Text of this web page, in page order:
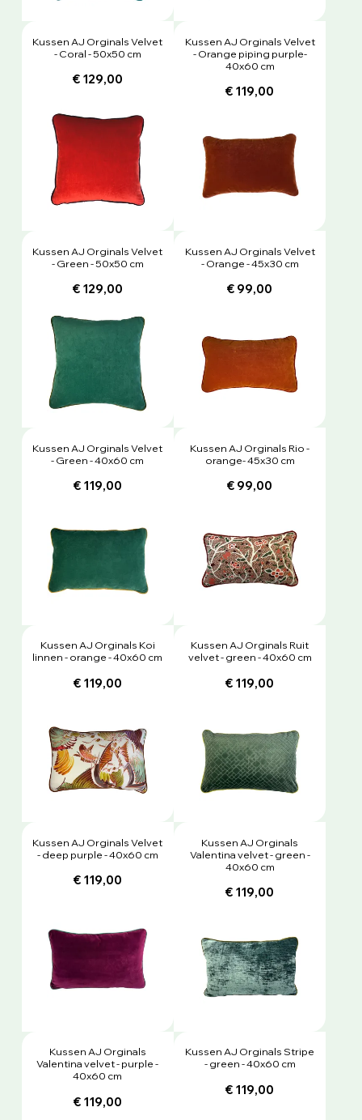
Kussen AJ Orginals Velvet
- Coral - 50x50 cm
€ 129,00
Kussen AJ Orginals Velvet
- Orange piping purple-
40x60 cm
€ 119,00
Kussen AJ Orginals Velvet
- Green - 50x50 cm
€ 129,00
Kussen AJ Orginals Velvet
- Orange - 45x30 cm
€ 99,00
Kussen AJ Orginals Velvet
- Green - 40x60 cm
€ 119,00
Kussen AJ Orginals Rio -
orange- 45x30 cm
€ 99,00
Kussen AJ Orginals Koi
linnen - orange - 40x60 cm
€ 119,00
Kussen AJ Orginals Ruit
velvet - green - 40x60 cm
€ 119,00
Kussen AJ Orginals Velvet
- deep purple - 40x60 cm
€ 119,00
Kussen AJ Orginals
Valentina velvet - green -
40x60 cm
€ 119,00
Kussen AJ Orginals
Valentina velvet - purple -
40x60 cm
€ 119,00
Kussen AJ Orginals Stripe
- green - 40x60 cm
€ 119,00